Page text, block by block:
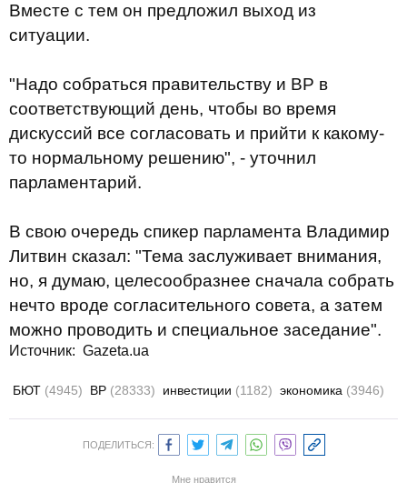
Вместе с тем он предложил выход из
ситуации.
"Надо собраться правительству и ВР в
соответствующий день, чтобы во время
дискуссий все согласовать и прийти к какому-
то нормальному решению", - уточнил
парламентарий.
В свою очередь спикер парламента Владимир
Литвин сказал: "Тема заслуживает внимания,
но, я думаю, целесообразнее сначала собрать
нечто вроде согласительного совета, а затем
можно проводить и специальное заседание".
Источник: Gazeta.ua
БЮТ (4945) ВР (28333) инвестиции (1182) экономика (3946)
ПОДЕЛИТЬСЯ:
Мне нравится